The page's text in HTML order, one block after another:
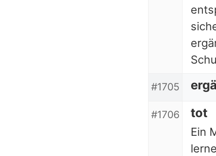
#1705
#1706 tot
Ein